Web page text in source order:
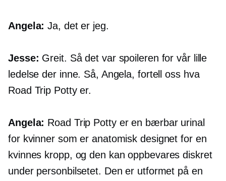
Angela: Ja, det er jeg.
Jesse: Greit. Så det var spoileren for vår lille
ledelse der inne. Så, Angela, fortell oss hva
Road Trip Potty er.
Angela: Road Trip Potty er en bærbar urinal
for kvinner som er anatomisk designet for en
kvinnes kropp, og den kan oppbevares diskret
under personbilsetet. Den er utformet på en